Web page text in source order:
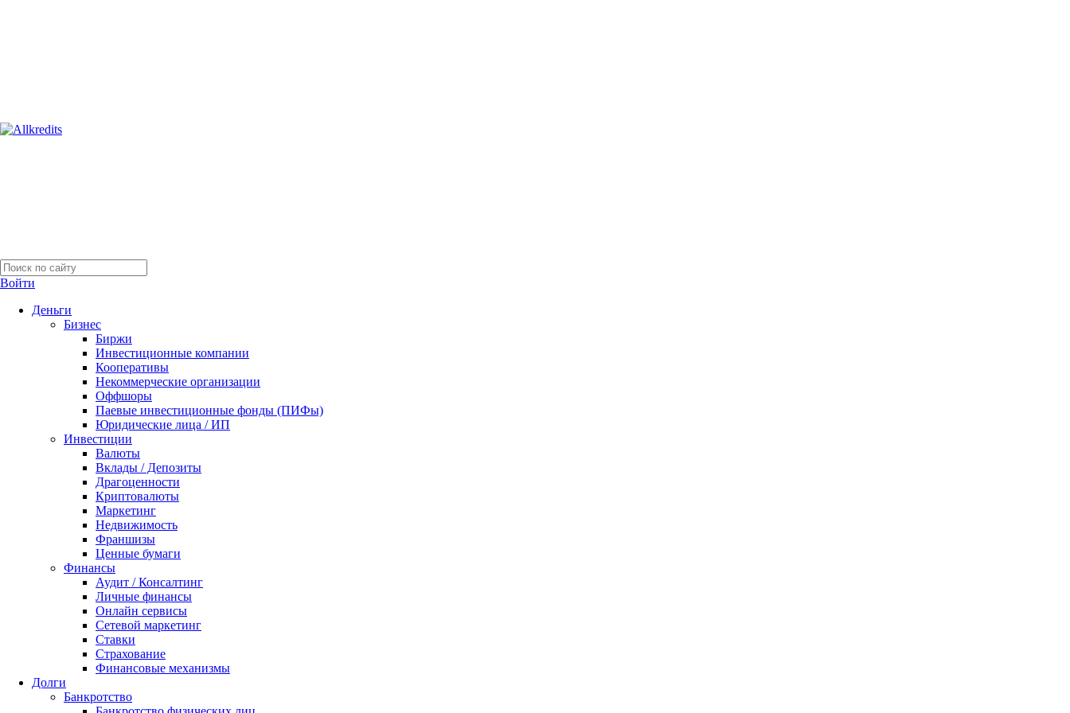
Войти
Деньги
Бизнес
Биржи
Инвестиционные компании
Кооперативы
Некоммерческие организации
Оффшоры
Паевые инвестиционные фонды (ПИФы)
Юридические лица / ИП
Инвестиции
Валюты
Вклады / Депозиты
Драгоценности
Криптовалюты
Маркетинг
Недвижимость
Франшизы
Ценные бумаги
Финансы
Аудит / Консалтинг
Личные финансы
Онлайн сервисы
Сетевой маркетинг
Ставки
Страхование
Финансовые механизмы
Долги
Банкротство